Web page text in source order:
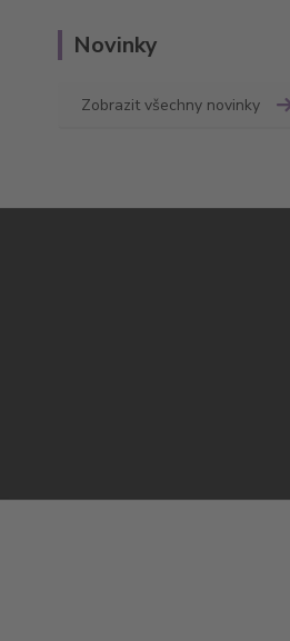
Novinky
Zobrazit všechny novinky